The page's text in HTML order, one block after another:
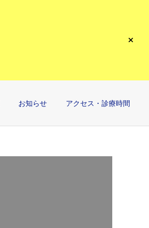
お知らせ アクセス・診療時間
詳細を見る